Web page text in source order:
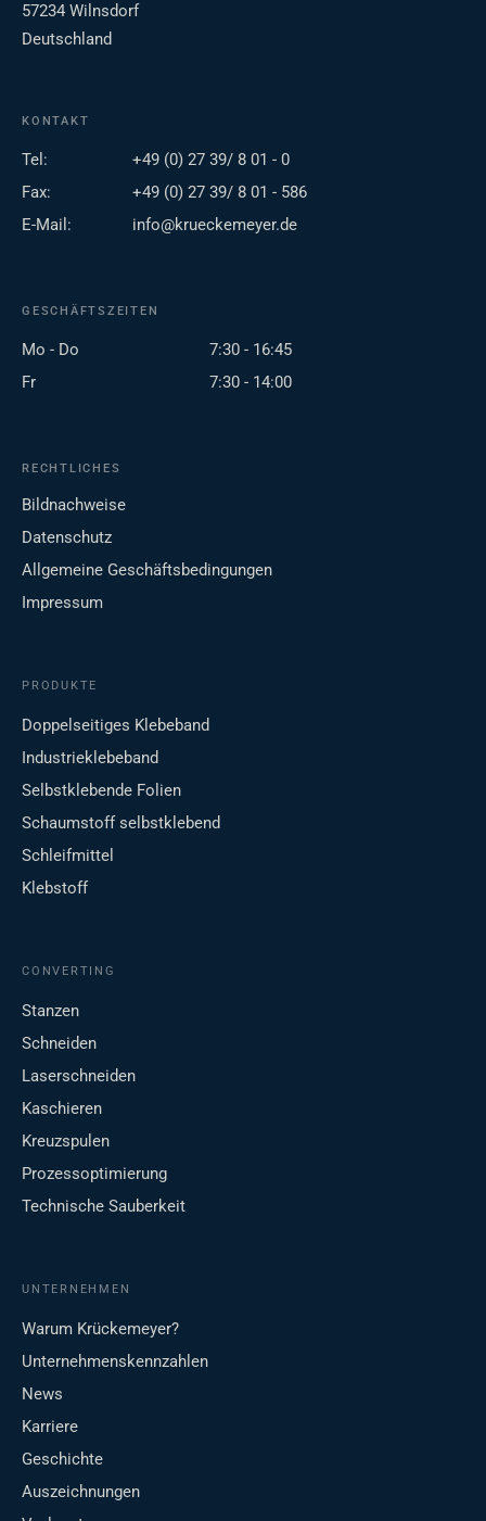
57234 Wilnsdorf
Deutschland
KONTAKT
Tel:
+49 (0) 27 39/ 8 01 - 0
Fax:
+49 (0) 27 39/ 8 01 - 586
E-Mail:
info@krueckemeyer.de
GESCHÄFTSZEITEN
Mo - Do
7:30 - 16:45
Fr
7:30 - 14:00
RECHTLICHES
Bildnachweise
Datenschutz
Allgemeine Geschäftsbedingungen
Impressum
PRODUKTE
Doppelseitiges Klebeband
Industrieklebeband
Selbstklebende Folien
Schaumstoff selbstklebend
Schleifmittel
Klebstoff
CONVERTING
Stanzen
Schneiden
Laserschneiden
Kaschieren
Kreuzspulen
Prozessoptimierung
Technische Sauberkeit
UNTERNEHMEN
Warum Krückemeyer?
Unternehmenskennzahlen
News
Karriere
Geschichte
Auszeichnungen